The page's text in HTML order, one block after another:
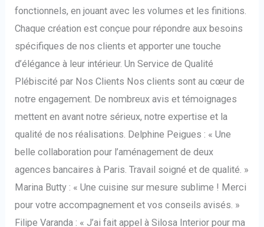
fonctionnels, en jouant avec les volumes et les finitions.
Chaque création est conçue pour répondre aux besoins
spécifiques de nos clients et apporter une touche
d’élégance à leur intérieur. Un Service de Qualité
Plébiscité par Nos Clients Nos clients sont au cœur de
notre engagement. De nombreux avis et témoignages
mettent en avant notre sérieux, notre expertise et la
qualité de nos réalisations. Delphine Peigues : « Une
belle collaboration pour l’aménagement de deux
agences bancaires à Paris. Travail soigné et de qualité. »
Marina Butty : « Une cuisine sur mesure sublime ! Merci
pour votre accompagnement et vos conseils avisés. »
Filipe Varanda : « J’ai fait appel à Silosa Interior pour ma